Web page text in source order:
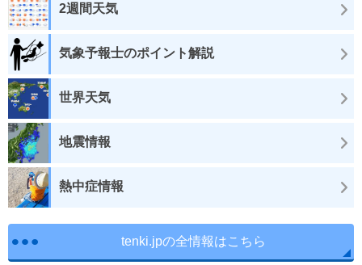
2週間天気
気象予報士のポイント解説
世界天気
地震情報
熱中症情報
tenki.jpの全情報はこちら